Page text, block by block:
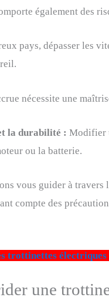
également des
pays, dépasser les
nécessite une
la durabilité : Modifier
ou la batterie.
vous guider à travers
compte des
trottinettes
une